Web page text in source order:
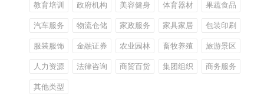
教育培训 政府机构 美容健身 体育器材 果蔬食品
汽车服务 物流仓储 家政服务 家具家居 包装印刷
服装服饰 金融证券 农业园林 畜牧养殖 旅游景区
人力资源 法律咨询 商贸百货 集团组织 商务服务
其他类型